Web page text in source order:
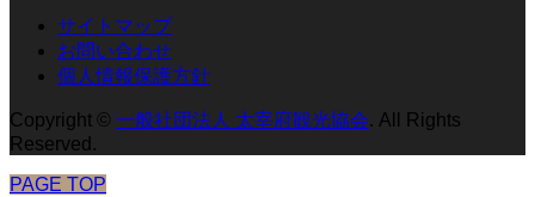
サイトマップ
お問い合わせ
個人情報保護方針
Copyright © 一般社団法人 太宰府観光協会. All Rights
Reserved.
PAGE TOP